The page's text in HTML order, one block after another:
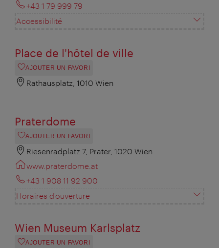
+43 1 79 999 79
Accessibilité
Place de l'hôtel de ville
AJOUTER UN FAVORI
Rathausplatz, 1010 Wien
Praterdome
AJOUTER UN FAVORI
Riesenradplatz 7, Prater, 1020 Wien
www.praterdome.at
+43 1 908 11 92 900
Horaires d'ouverture
Wien Museum Karlsplatz
AJOUTER UN FAVORI